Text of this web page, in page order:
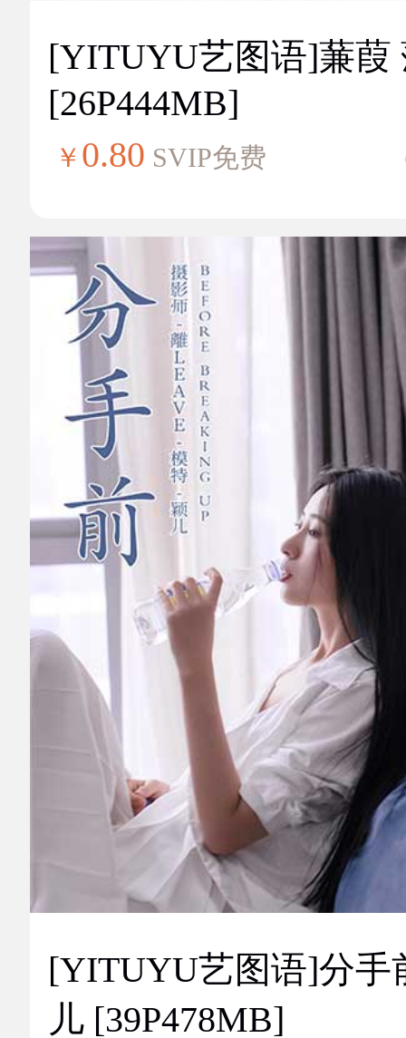
[YITUYU艺图语]蒹葭
[26P444MB]
￥ 0.80 SVIP免费
[YITUYU艺图语]分手
儿 [39P478MB]